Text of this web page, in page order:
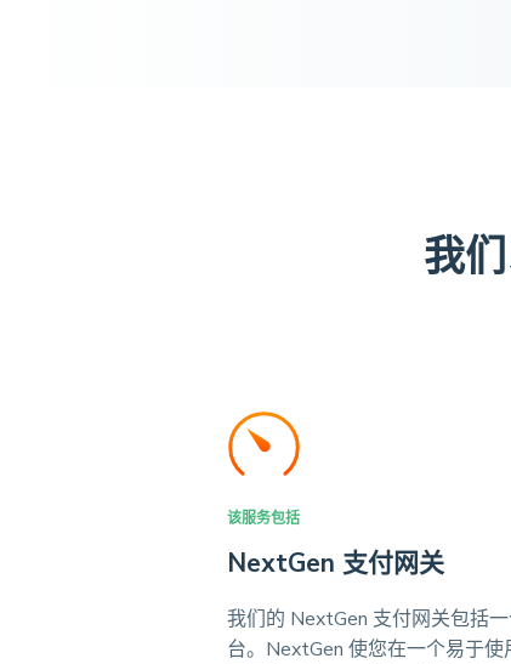
我
该服务包括
NextGen 支付网关
我们的 NextGen 支付网关包括
台。NextGen 使您在一个易于